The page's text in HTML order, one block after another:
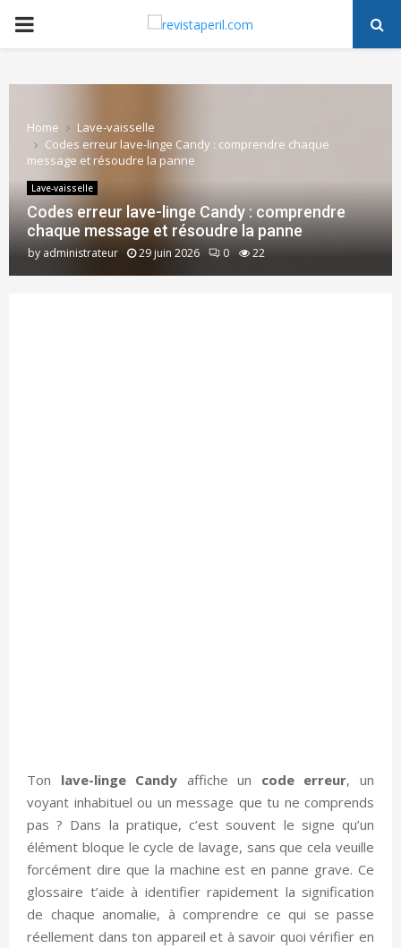
PRIMARY
Home
Lave-vaisselle
Codes erreur lave-linge Candy : comprendre chaque
message et résoudre la panne
Lave-vaisselle
Codes erreur lave-linge Candy : comprendre
chaque message et résoudre la panne
by administrateur 29 juin 2026 0 22
Ton lave-linge Candy affiche un code erreur, un
voyant inhabituel ou un message que tu ne comprends
pas ? Dans la pratique, c’est souvent le signe qu’un
élément bloque le cycle de lavage, sans que cela veuille
forcément dire que la machine est en panne grave. Ce
glossaire t’aide à identifier rapidement la signification
de chaque anomalie, à comprendre ce qui se passe
réellement dans ton appareil et à savoir quoi vérifier en